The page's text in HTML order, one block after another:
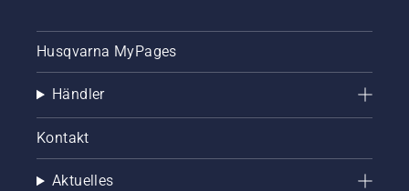
Husqvarna MyPages
Händler
Kontakt
Aktuelles